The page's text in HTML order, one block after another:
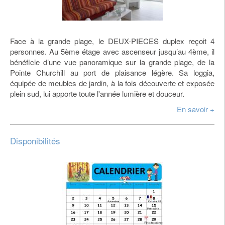
Face à la grande plage, le DEUX-PIECES duplex reçoit 4
personnes. Au 5ème étage avec ascenseur jusqu’au 4ème, il
bénéficie d’une vue panoramique sur la grande plage, de la
Pointe Churchill au port de plaisance légère. Sa loggia,
équipée de meubles de jardin, à la fois découverte et exposée
plein sud, lui apporte toute l'année lumière et douceur.
En savoir +
Disponibilités